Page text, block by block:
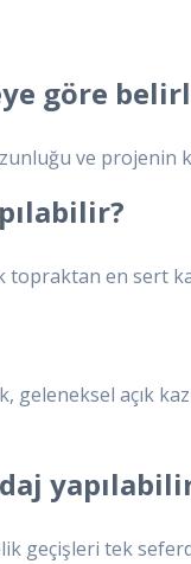
göre
ve
topraktan en
geleneksel açık
geçişleri tek